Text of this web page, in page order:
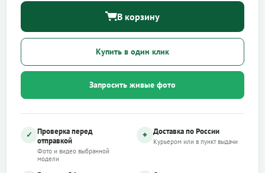
В корзину
Купить в один клик
Запросить живые фото
✓ Проверка перед
отправкой
Фото и видео выбранной
модели
⌖ Доставка по России
Курьером или в пункт выдачи